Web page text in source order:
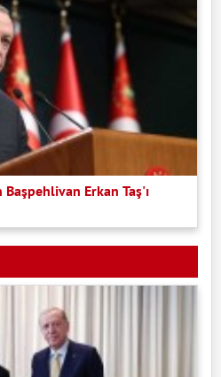
Erkan Taş'ı